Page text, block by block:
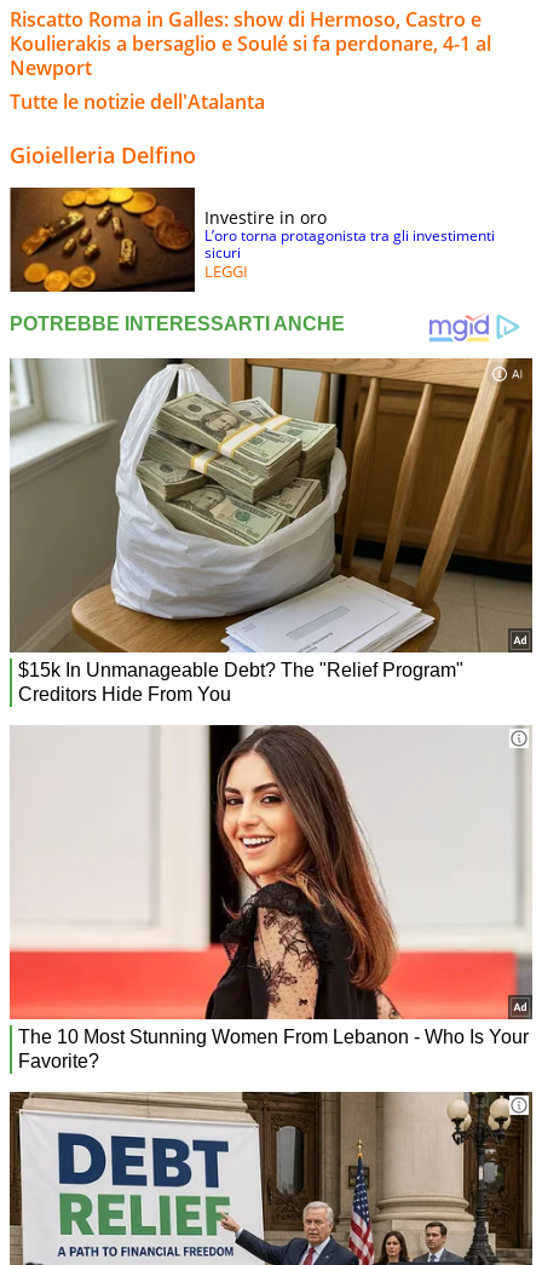
Riscatto Roma in Galles: show di Hermoso, Castro e
Koulierakis a bersaglio e Soulé si fa perdonare, 4-1 al
Newport
Tutte le notizie dell'Atalanta
Gioielleria Delfino
Investire in oro
L’oro torna protagonista tra gli investimenti
sicuri
LEGGI